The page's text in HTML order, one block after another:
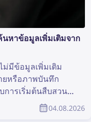
หาข้อมูลเพิ่มเติมจาก
ม่มีข้อมูลเพิ่มเติม
ยหรือภาพบันทึก
การเริ่มต้นสืบสวน
ะสมที่สุด แต่ก็เพียง
ผยข้อมูลอันมีค่า
04.08.2026